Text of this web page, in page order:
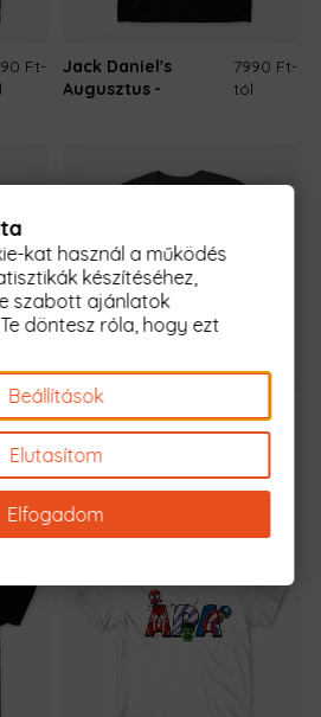
Ft-
Jack Daniel's
Augusztus
7990 Ft-
tól
Ft-
Legjobb papa
Március
7990 Ft
tól
kat használ a működés
készítéséhez,
szabott ajánlatok
döntesz róla, hogy ezt
Beállítások
Elutasítom
Elfogadom